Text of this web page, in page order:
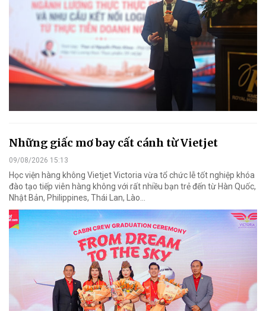
Những giấc mơ bay cất cánh từ Vietjet
09/08/2026 15:13
Học viện hàng không Vietjet Victoria vừa tổ chức lễ tốt nghiệp khóa
đào tạo tiếp viên hàng không với rất nhiều bạn trẻ đến từ Hàn Quốc,
Nhật Bản, Philippines, Thái Lan, Lào…